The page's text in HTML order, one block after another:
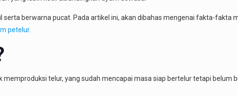
serta berwarna pucat. Pada artikel ini, akan dibahas mengenai fakta-fakta
petelur.
telur, yang sudah mencapai masa siap bertelur tetapi belum